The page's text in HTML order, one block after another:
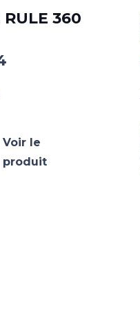
RULE 360
Voir le
produit